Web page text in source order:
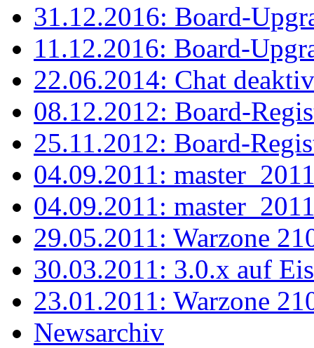
31.12.2016: Board-
11.12.2016: Board-
22.06.2014: Chat
08.12.2012: Board-
25.11.2012: Board-
04.09.2011:
04.09.2011:
29.05.2011: Warzone
30.03.2011: 3.0.x auf
23.01.2011: Warzone
Newsarchiv